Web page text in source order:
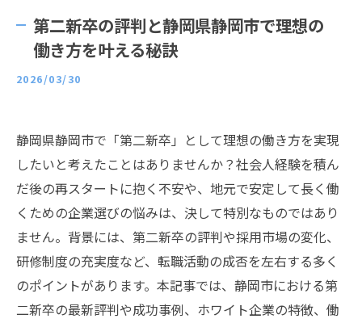
第二新卒の評判と静岡県静岡市で理想の
働き方を叶える秘訣
2026/03/30
静岡県静岡市で「第二新卒」として理想の働き方を実現
したいと考えたことはありませんか？社会人経験を積ん
だ後の再スタートに抱く不安や、地元で安定して長く働
くための企業選びの悩みは、決して特別なものではあり
ません。背景には、第二新卒の評判や採用市場の変化、
研修制度の充実度など、転職活動の成否を左右する多く
のポイントがあります。本記事では、静岡市における第
二新卒の最新評判や成功事例、ホワイト企業の特徴、働